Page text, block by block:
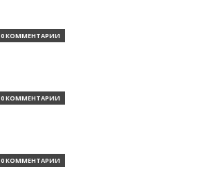
0 КОММЕНТАРИИ
0 КОММЕНТАРИИ
0 КОММЕНТАРИИ